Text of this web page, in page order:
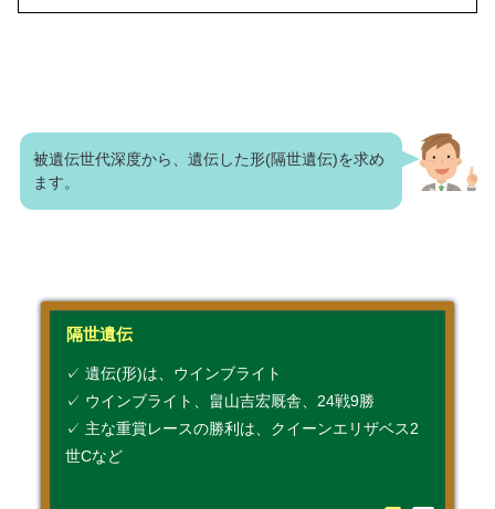
被遺伝世代深度から、遺伝した形(隔世遺伝)を求め
ます。
隔世遺伝
✓ 遺伝(形)は、ウインブライト
✓ ウインブライト、畠山吉宏厩舎、24戦9勝
✓ 主な重賞レースの勝利は、クイーンエリザベス2
世Cなど